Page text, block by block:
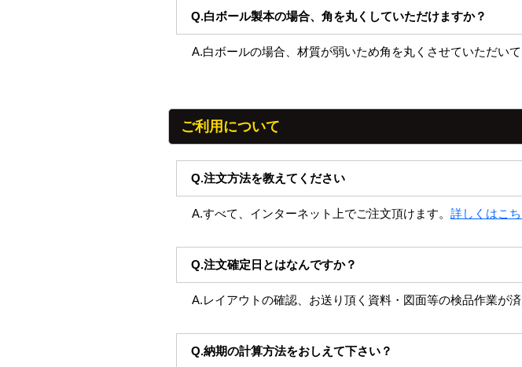
Q.白ボール製本の場合、角を丸くしていただけますか？
A.白ボールの場合、材質が弱いため角を丸くさせていただい
ご利用について
Q.注文方法を教えてください
A.すべて、インターネット上でご注文頂けます。 詳しくはこ
Q.注文確定日とはなんですか？
A.レイアウトの確認、お送り頂く資料・図面等の検品作業が
Q.納期の計算方法をおしえて下さい？